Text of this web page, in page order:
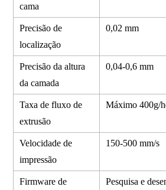
cama
Precisão de
localização
0,02 mm
Precisão da altura
da camada
0,04-0,6 mm
Taxa de fluxo de
extrusão
Máximo 400g/
Velocidade de
impressão
150-500 mm/s
Firmware de Pesquisa e